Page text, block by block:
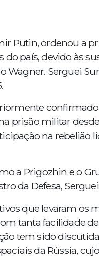
Putin, ordenou a
país, devido às
Wagner. Serguei
prisão militar
na rebelião
a Prigozhin e o
da Defesa,
que levaram os
tanta facilidade
tem sido
da Rússia,